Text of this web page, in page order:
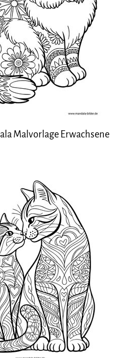
Malvorlage Erwachsene